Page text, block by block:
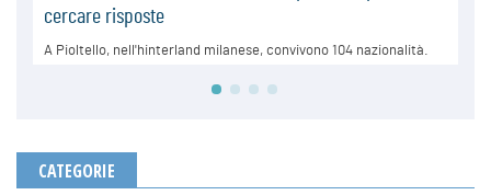
CATEGORIE